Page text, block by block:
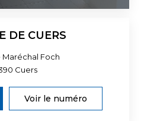
DE CUERS
Maréchal Foch
Cuers
Voir le numéro